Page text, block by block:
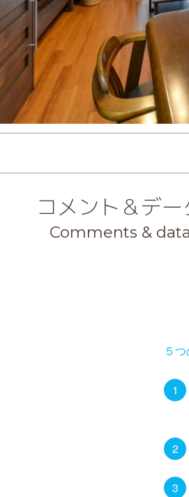
コメント＆デー
Comments & data
５